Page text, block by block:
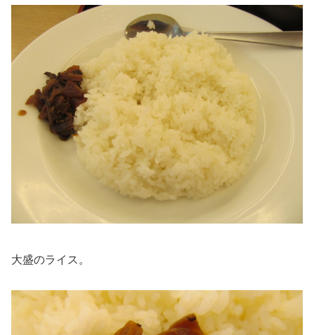
大盛のライス。